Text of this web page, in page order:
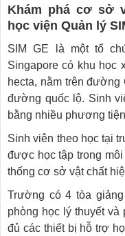
Khám phá cơ sở
học viện Quản lý
SIM GE là một tổ
Singapore có khu học
hecta, nằm trên
đường quốc lộ. Sinh
bằng nhiều phương
Sinh viên theo học tại
được học tập trong
thống cơ sở vật chất
Trường có 4 tòa
phòng học lý thuyết
đủ các thiết bị hỗ trợ